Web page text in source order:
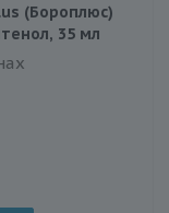
(Бороплюс)
35 мл